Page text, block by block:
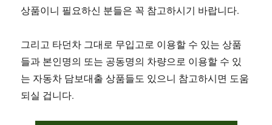
상품이니 필요하신 분들은 꼭 참고하시기 바랍니다.
그리고 타던차 그대로 무입고로 이용할 수 있는 상품
들과 본인명의 또는 공동명의 차량으로 이용할 수 있
는 자동차 담보대출 상품들도 있으니 참고하시면 도움
되실 겁니다.